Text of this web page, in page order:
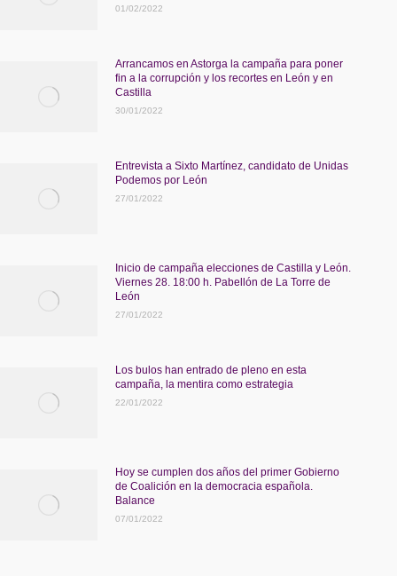
01/02/2022
Arrancamos en Astorga la campaña para poner
fin a la corrupción y los recortes en León y en
Castilla
30/01/2022
Entrevista a Sixto Martínez, candidato de Unidas
Podemos por León
27/01/2022
Inicio de campaña elecciones de Castilla y León.
Viernes 28. 18:00 h. Pabellón de La Torre de
León
27/01/2022
Los bulos han entrado de pleno en esta
campaña, la mentira como estrategia
22/01/2022
Hoy se cumplen dos años del primer Gobierno
de Coalición en la democracia española.
Balance
07/01/2022